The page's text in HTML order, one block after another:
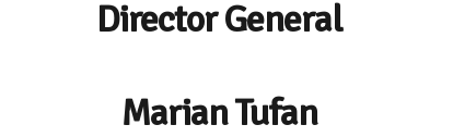
Director General
Marian Tufan